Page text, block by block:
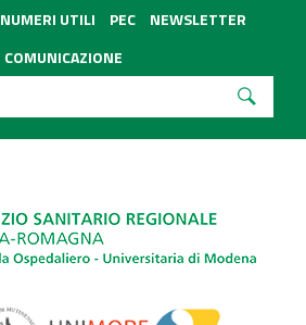
NUMERI UTILI PEC
NEWSLETTER
COMUNICAZIONE